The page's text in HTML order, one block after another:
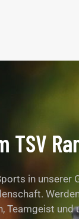
TSV
in unserer
Teamgeist und